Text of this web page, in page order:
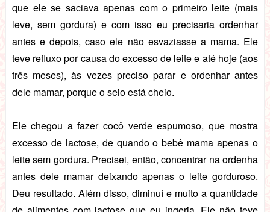
que ele se saciava apenas com o primeiro leite (mais
leve, sem gordura) e com isso eu precisaria ordenhar
antes e depois, caso ele não esvaziasse a mama. Ele
teve refluxo por causa do excesso de leite e até hoje (aos
três meses), às vezes preciso parar e ordenhar antes
dele mamar, porque o seio está cheio.
Ele chegou a fazer cocô verde espumoso, que mostra
excesso de lactose, de quando o bebê mama apenas o
leite sem gordura. Precisei, então, concentrar na ordenha
antes dele mamar deixando apenas o leite gorduroso.
Deu resultado. Além disso, diminuí e muito a quantidade